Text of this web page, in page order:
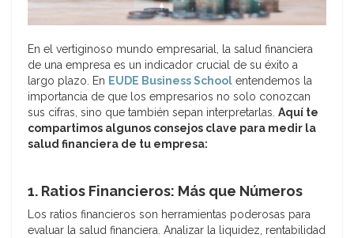
En el vertiginoso mundo empresarial, la salud financiera
de una empresa es un indicador crucial de su éxito a
largo plazo. En EUDE Business School entendemos la
importancia de que los empresarios no solo conozcan
sus cifras, sino que también sepan interpretarlas. Aquí te
compartimos algunos consejos clave para medir la
salud financiera de tu empresa:
1. Ratios Financieros: Más que Números
Los ratios financieros son herramientas poderosas para
evaluar la salud financiera. Analizar la liquidez, rentabilidad